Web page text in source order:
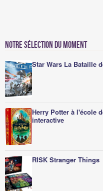
Notre sélection du moment
Star Wars La Bataille
Herry Potter à l'école
interactive
RISK Stranger Things